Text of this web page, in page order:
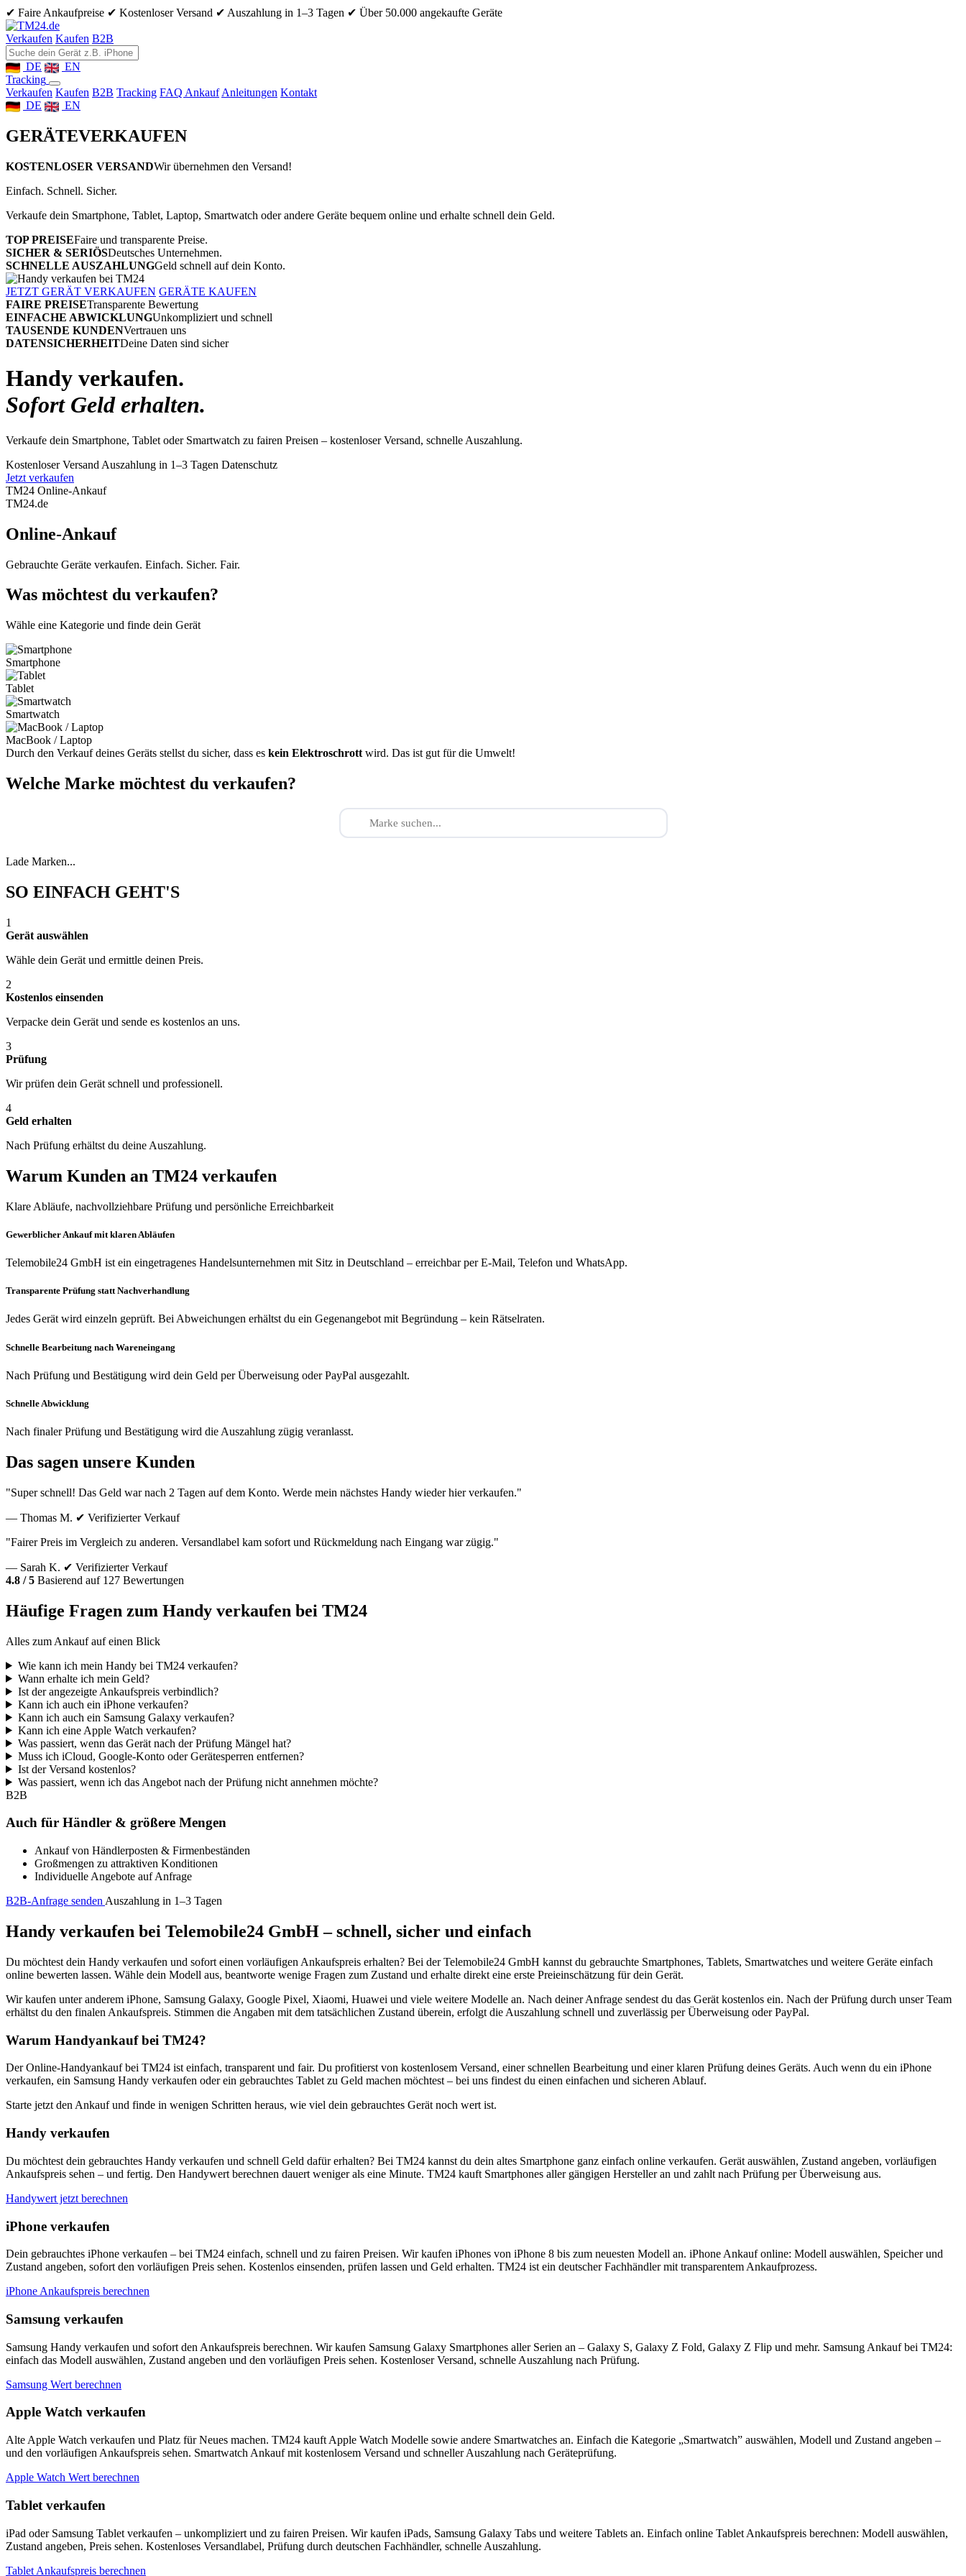
✔ Faire Ankaufpreise ✔ Kostenloser Versand ✔ Auszahlung in 1–3 Tagen ✔ Über 50.000 angekaufte Geräte
Verkaufen Kaufen B2B
DE
EN
Tracking
Verkaufen Kaufen B2B Tracking FAQ Ankauf Anleitungen Kontakt
DE
EN
GERÄTEVERKAUFEN
KOSTENLOSER VERSANDWir übernehmen den Versand!
Einfach. Schnell. Sicher.
Verkaufe dein Smartphone, Tablet, Laptop, Smartwatch oder andere Geräte bequem online und erhalte schnell dein Geld.
TOP PREISEFaire und transparente Preise.
SICHER & SERIÖSDeutsches Unternehmen.
SCHNELLE AUSZAHLUNGGeld schnell auf dein Konto.
JETZT GERÄT VERKAUFEN GERÄTE KAUFEN
FAIRE PREISETransparente Bewertung
EINFACHE ABWICKLUNGUnkompliziert und schnell
TAUSENDE KUNDENVertrauen uns
DATENSICHERHEITDeine Daten sind sicher
Handy verkaufen.
Sofort Geld erhalten.
Verkaufe dein Smartphone, Tablet oder Smartwatch zu fairen Preisen – kostenloser Versand, schnelle Auszahlung.
Kostenloser Versand Auszahlung in 1–3 Tagen Datenschutz
Jetzt verkaufen
TM24 Online-Ankauf
TM24.de
Online-Ankauf
Gebrauchte Geräte verkaufen. Einfach. Sicher. Fair.
Was möchtest du verkaufen?
Wähle eine Kategorie und finde dein Gerät
Smartphone
Tablet
Smartwatch
MacBook / Laptop
Durch den Verkauf deines Geräts stellst du sicher, dass es kein Elektroschrott wird. Das ist gut für die Umwelt!
Welche Marke möchtest du verkaufen?
Lade Marken...
SO EINFACH GEHT'S
1
Gerät auswählen
Wähle dein Gerät und ermittle deinen Preis.
2
Kostenlos einsenden
Verpacke dein Gerät und sende es kostenlos an uns.
3
Prüfung
Wir prüfen dein Gerät schnell und professionell.
4
Geld erhalten
Nach Prüfung erhältst du deine Auszahlung.
Warum Kunden an TM24 verkaufen
Klare Abläufe, nachvollziehbare Prüfung und persönliche Erreichbarkeit
Gewerblicher Ankauf mit klaren Abläufen
Telemobile24 GmbH ist ein eingetragenes Handelsunternehmen mit Sitz in Deutschland – erreichbar per E-Mail, Telefon und WhatsApp.
Transparente Prüfung statt Nachverhandlung
Jedes Gerät wird einzeln geprüft. Bei Abweichungen erhältst du ein Gegenangebot mit Begründung – kein Rätselraten.
Schnelle Bearbeitung nach Wareneingang
Nach Prüfung und Bestätigung wird dein Geld per Überweisung oder PayPal ausgezahlt.
Schnelle Abwicklung
Nach finaler Prüfung und Bestätigung wird die Auszahlung zügig veranlasst.
Das sagen unsere Kunden
"Super schnell! Das Geld war nach 2 Tagen auf dem Konto. Werde mein nächstes Handy wieder hier verkaufen."
— Thomas M. ✔ Verifizierter Verkauf
"Fairer Preis im Vergleich zu anderen. Versandlabel kam sofort und Rückmeldung nach Eingang war zügig."
— Sarah K. ✔ Verifizierter Verkauf
4.8 / 5 Basierend auf 127 Bewertungen
Häufige Fragen zum Handy verkaufen bei TM24
Alles zum Ankauf auf einen Blick
Wie kann ich mein Handy bei TM24 verkaufen?
Wann erhalte ich mein Geld?
Ist der angezeigte Ankaufspreis verbindlich?
Kann ich auch ein iPhone verkaufen?
Kann ich auch ein Samsung Galaxy verkaufen?
Kann ich eine Apple Watch verkaufen?
Was passiert, wenn das Gerät nach der Prüfung Mängel hat?
Muss ich iCloud, Google-Konto oder Gerätesperren entfernen?
Ist der Versand kostenlos?
Was passiert, wenn ich das Angebot nach der Prüfung nicht annehmen möchte?
B2B
Auch für Händler & größere Mengen
Ankauf von Händlerposten & Firmenbeständen
Großmengen zu attraktiven Konditionen
Individuelle Angebote auf Anfrage
B2B-Anfrage senden Auszahlung in 1–3 Tagen
Handy verkaufen bei Telemobile24 GmbH – schnell, sicher und einfach
Du möchtest dein Handy verkaufen und sofort einen vorläufigen Ankaufspreis erhalten? Bei der Telemobile24 GmbH kannst du gebrauchte Smartphones, Tablets, Smartwatches und weitere Geräte einfach
online bewerten lassen. Wähle dein Modell aus, beantworte wenige Fragen zum Zustand und erhalte direkt eine erste Preieinschätzung für dein Gerät.
Wir kaufen unter anderem iPhone, Samsung Galaxy, Google Pixel, Xiaomi, Huawei und viele weitere Modelle an. Nach deiner Anfrage sendest du das Gerät kostenlos ein. Nach der Prüfung durch unser Team
erhältst du den finalen Ankaufspreis. Stimmen die Angaben mit dem tatsächlichen Zustand überein, erfolgt die Auszahlung schnell und zuverlässig per Überweisung oder PayPal.
Warum Handyankauf bei TM24?
Der Online-Handyankauf bei TM24 ist einfach, transparent und fair. Du profitierst von kostenlosem Versand, einer schnellen Bearbeitung und einer klaren Prüfung deines Geräts. Auch wenn du ein iPhone
verkaufen, ein Samsung Handy verkaufen oder ein gebrauchtes Tablet zu Geld machen möchtest – bei uns findest du einen einfachen und sicheren Ablauf.
Starte jetzt den Ankauf und finde in wenigen Schritten heraus, wie viel dein gebrauchtes Gerät noch wert ist.
Handy verkaufen
Du möchtest dein gebrauchtes Handy verkaufen und schnell Geld dafür erhalten? Bei TM24 kannst du dein altes Smartphone ganz einfach online verkaufen. Gerät auswählen, Zustand angeben, vorläufigen
Ankaufspreis sehen – und fertig. Den Handywert berechnen dauert weniger als eine Minute. TM24 kauft Smartphones aller gängigen Hersteller an und zahlt nach Prüfung per Überweisung aus.
Handywert jetzt berechnen
iPhone verkaufen
Dein gebrauchtes iPhone verkaufen – bei TM24 einfach, schnell und zu fairen Preisen. Wir kaufen iPhones von iPhone 8 bis zum neuesten Modell an. iPhone Ankauf online: Modell auswählen, Speicher und
Zustand angeben, sofort den vorläufigen Preis sehen. Kostenlos einsenden, prüfen lassen und Geld erhalten. TM24 ist ein deutscher Fachhändler mit transparentem Ankaufprozess.
iPhone Ankaufspreis berechnen
Samsung verkaufen
Samsung Handy verkaufen und sofort den Ankaufspreis berechnen. Wir kaufen Samsung Galaxy Smartphones aller Serien an – Galaxy S, Galaxy Z Fold, Galaxy Z Flip und mehr. Samsung Ankauf bei TM24:
einfach das Modell auswählen, Zustand angeben und den vorläufigen Preis sehen. Kostenloser Versand, schnelle Auszahlung nach Prüfung.
Samsung Wert berechnen
Apple Watch verkaufen
Alte Apple Watch verkaufen und Platz für Neues machen. TM24 kauft Apple Watch Modelle sowie andere Smartwatches an. Einfach die Kategorie „Smartwatch” auswählen, Modell und Zustand angeben –
und den vorläufigen Ankaufspreis sehen. Smartwatch Ankauf mit kostenlosem Versand und schneller Auszahlung nach Geräteprüfung.
Apple Watch Wert berechnen
Tablet verkaufen
iPad oder Samsung Tablet verkaufen – unkompliziert und zu fairen Preisen. Wir kaufen iPads, Samsung Galaxy Tabs und weitere Tablets an. Einfach online Tablet Ankaufspreis berechnen: Modell auswählen,
Zustand angeben, Preis sehen. Kostenloses Versandlabel, Prüfung durch deutschen Fachhändler, schnelle Auszahlung.
Tablet Ankaufspreis berechnen